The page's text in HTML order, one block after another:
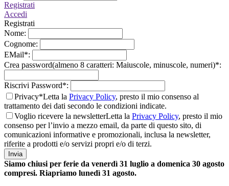
Registrati
Accedi
Registrati
Nome:
Cognome:
EMail*:
Crea password(almeno 8 caratteri: Maiuscole, minuscole, numeri)*:
Riscrivi Password*:
Privacy*Letta la Privacy Policy, presto il mio consenso al
trattamento dei dati secondo le condizioni indicate.
Voglio ricevere la newsletterLetta la Privacy Policy, presto il mio
consenso per l’invio a mezzo email, da parte di questo sito, di
comunicazioni informative e promozionali, inclusa la newsletter,
riferite a prodotti e/o servizi propri e/o di terzi.
Invia
Siamo chiusi per ferie da venerdì 31 luglio a domenica 30 agosto
compresi. Riapriamo lunedì 31 agosto.